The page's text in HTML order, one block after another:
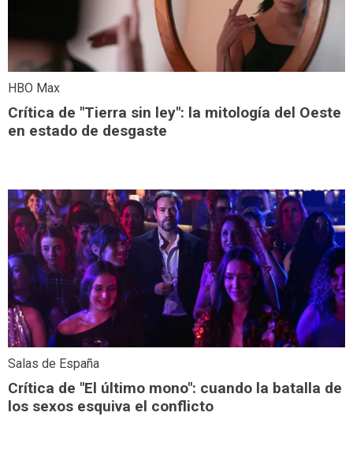
HBO Max
Crítica de "Tierra sin ley": la mitología del Oeste
en estado de desgaste
Salas de España
Crítica de "El último mono": cuando la batalla de
los sexos esquiva el conflicto